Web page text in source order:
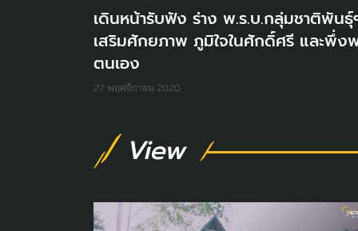
เดินหน้ารับฟัง ร่าง พ.ร.บ.กลุ่มชาติพันธุ์
เสริมศักยภาพ ภูมิใจในศักดิ์ศรี และพึ่ง
ตนเอง
27 พฤศจิกายน 2020
View